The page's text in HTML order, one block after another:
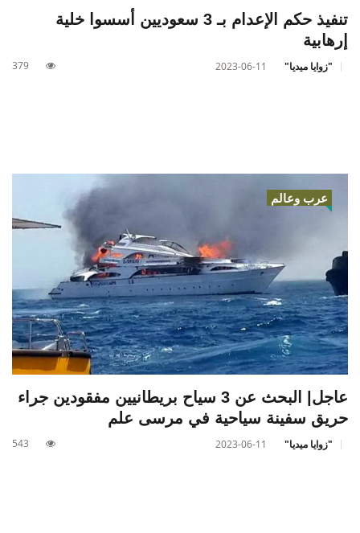
تنفيذ حكم الإعدام بـ 3 سعوديين أسسوا خلية
إرهابية
"زوايا ميديا" 2023-06-11
379
عرب وعالم
عاجل| البحث عن 3 سياح بريطانيين مفقودين جراء
حريق سفينة سياحية في مرسى علم
"زوايا ميديا" 2023-06-11
543